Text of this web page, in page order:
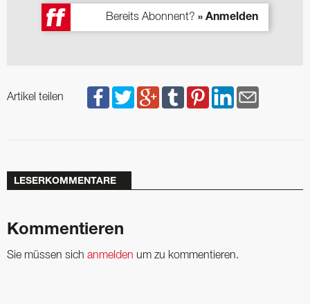
Bereits Abonnent? » Anmelden
Artikel teilen
LESERKOMMENTARE
Kommentieren
Sie müssen sich anmelden um zu kommentieren.